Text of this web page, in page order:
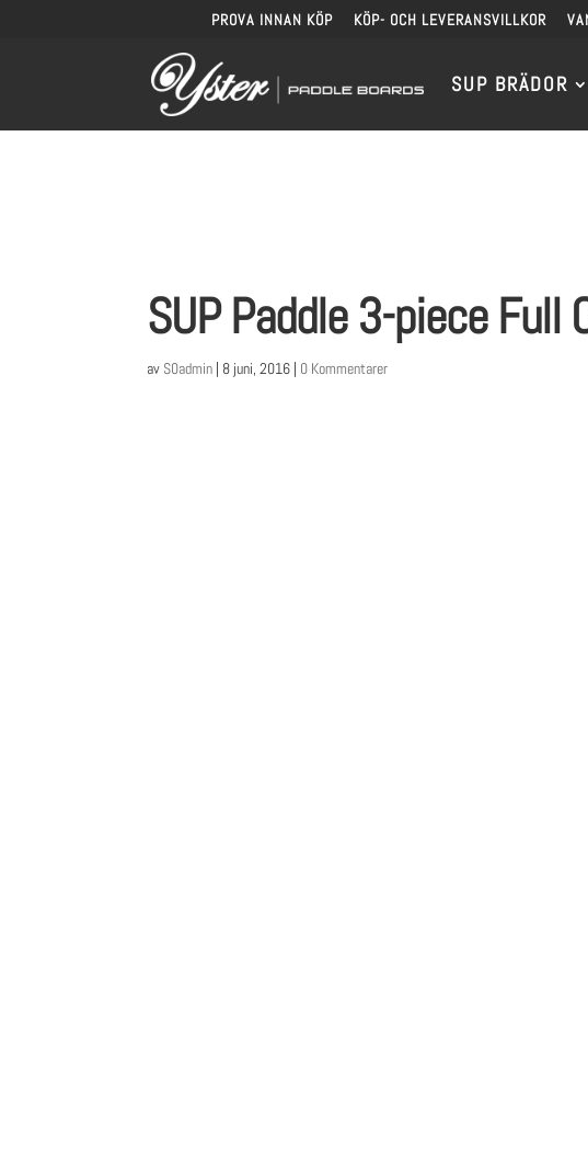
PROVA INNAN KÖP KÖP- OCH LEVERANSVILLKOR
SUP BRÄDOR
SUP Paddle 3-piece Full
av S0admin | 8 juni, 2016 | 0 Kommentarer